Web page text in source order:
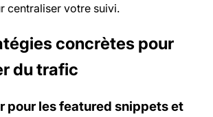
centraliser votre suivi.
concrètes pour
du trafic
pour les featured snippets et